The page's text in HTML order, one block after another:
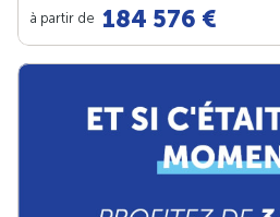
à partir de 184 576 €